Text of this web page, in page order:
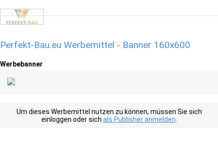
Perfekt-Bau.eu Werbemittel - Banner 160x600
Werbebanner
Um dieses Werbemittel nutzen zu können, müssen Sie sich
einloggen oder sich als Publisher anmelden